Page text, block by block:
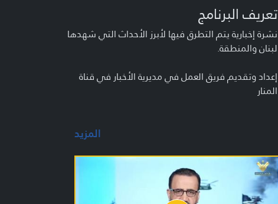
تعريف البرنامج
نشرة إخبارية يتم التطرق فيها لأبرز الأحداث التي شهدها
لبنان والمنطقة.
إعداد وتقديم فريق العمل في مديرية الأخبار في قناة
المنار
المزيد